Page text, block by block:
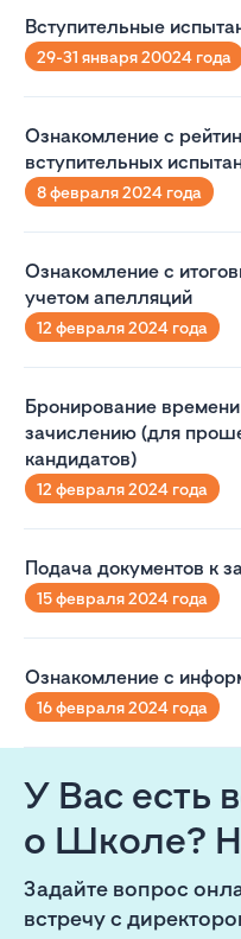
Вступительные
29-31 января 20024 года
Ознакомление с
вступительных
8 февраля 2024 года
Ознакомление с
учетом апелляций
12 февраля 2024 года
Бронирование
зачислению (для
кандидатов)
12 февраля 2024 года
Подача документов к
15 февраля 2024 года
Ознакомление с
16 февраля 2024 года
У Вас есть
о Школе?
Задайте вопрос
встречу с